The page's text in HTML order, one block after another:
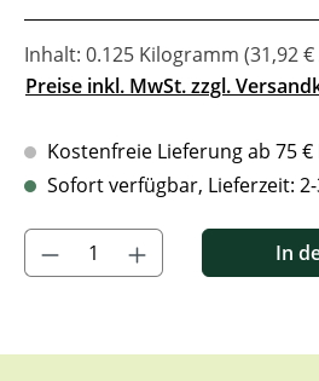
Inhalt: 0.125 Kilogramm (31,92
Preise inkl. MwSt. zzgl.
Kostenfreie Lieferung ab 75
Sofort verfügbar, Lieferzeit: 2-
Produkt Anzahl: Gib den
In